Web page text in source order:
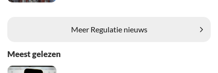
Meer Regulatie nieuws
Meest gelezen